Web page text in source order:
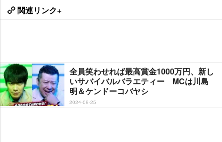
関連リンク+
全員笑わせれば最高賞金1000万円、新し
いサバイバルバラエティー MCは川島
明＆ケンドーコバヤシ
2024-09-25